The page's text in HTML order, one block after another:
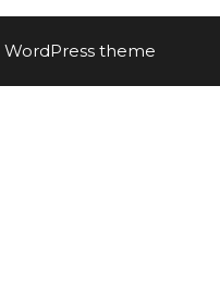
WordPress theme